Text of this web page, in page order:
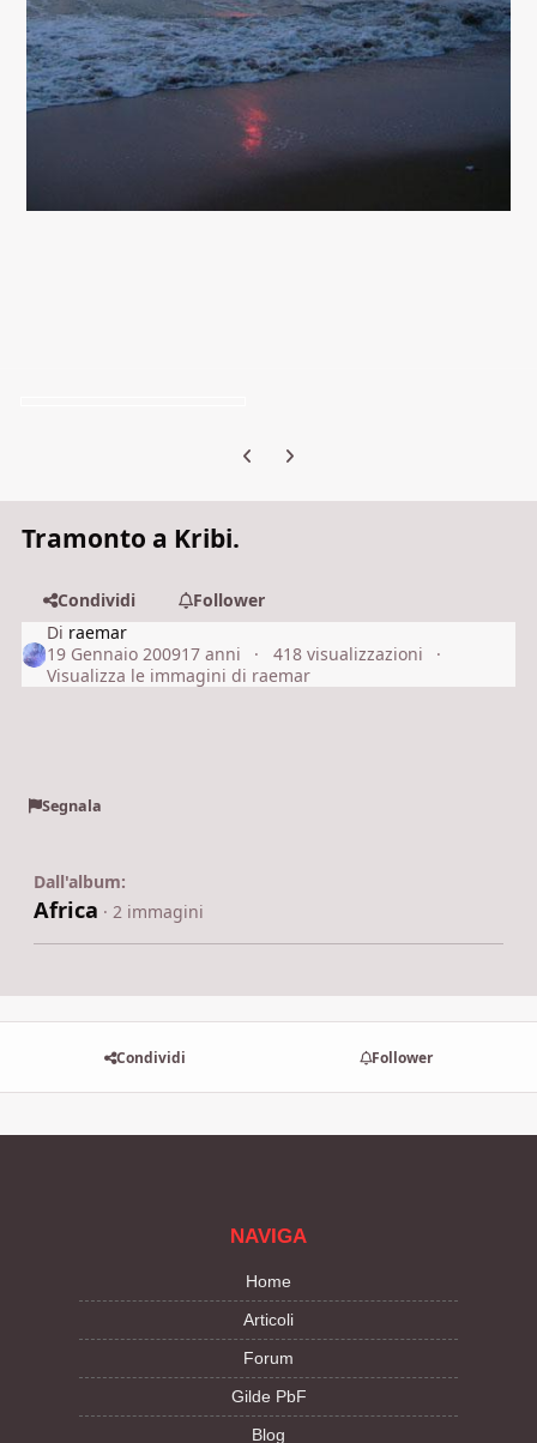
Previous carousel slide
Next carousel slide
Tramonto a Kribi.
Condividi
Follower
Di raemar
19 Gennaio 200917 anni
418 visualizzazioni
Visualizza le immagini di raemar
Segnala
Dall'album:
Africa · 2 immagini
Condividi Follower
NAVIGA
Home
Articoli
Forum
Gilde PbF
Blog